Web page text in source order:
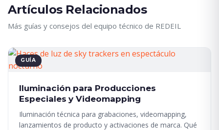
Artículos Relacionados
Más guías y consejos del equipo técnico de REDEIL
GUÍA
Iluminación para Producciones
Especiales y Videomapping
Iluminación técnica para grabaciones, videomapping,
lanzamientos de producto y activaciones de marca. Qué